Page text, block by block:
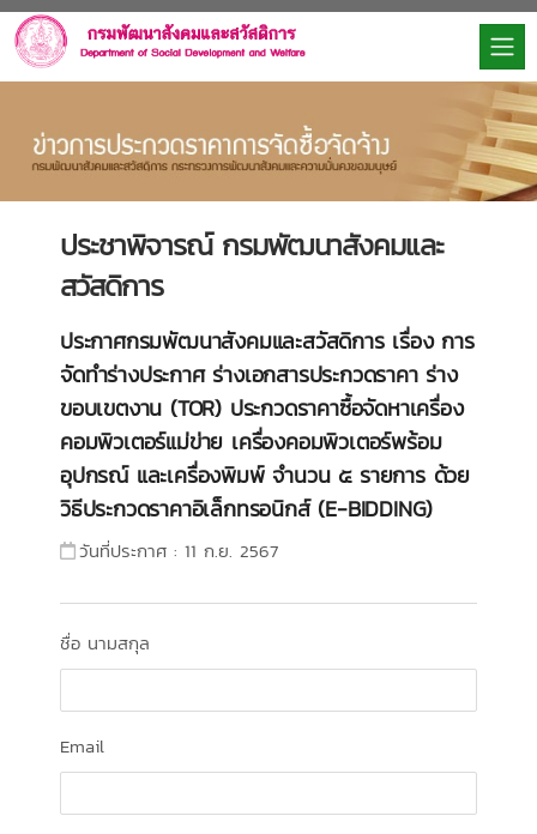
ประชาพิจารณ์ กรมพัฒนาสังคมและ
สวัสดิการ
ประกาศกรมพัฒนาสังคมและสวัสดิการ เรื่อง การ
จัดทำร่างประกาศ ร่างเอกสารประกวดราคา ร่าง
ขอบเขตงาน (TOR) ประกวดราคาซื้อจัดหาเครื่อง
คอมพิวเตอร์แม่ข่าย เครื่องคอมพิวเตอร์พร้อม
อุปกรณ์ และเครื่องพิมพ์ จำนวน ๕ รายการ ด้วย
วิธีประกวดราคาอิเล็กทรอนิกส์ (E-BIDDING)
วันที่ประกาศ : 11 ก.ย. 2567
ชื่อ นามสกุล
Email